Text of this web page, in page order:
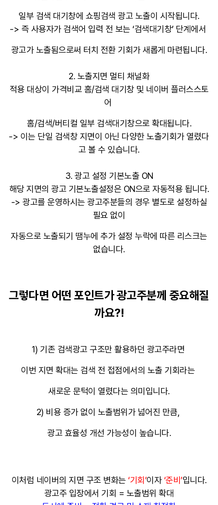
일부 검색 대기창에 쇼핑검색 광고 노출이 시작됩니다.
-> 즉 사용자가 검색어 입력 전 보는 ‘검색대기창’ 단계에서
광고가 노출됨으로써 터치 전환 기회가 새롭게 마련됩니다.
2. 노출지면 멀티 채널화
적용 대상이 가격비교 홈/검색 대기창 및 네이버 플러스스토
어
홈/검색/버티컬 일부 검색대기창으로 확대됩니다.
-> 이는 단일 검색창 지면이 아닌 다양한 노출기회가 열렸다
고 볼 수 있습니다.
3. 광고 설정 기본노출 ON
해당 지면의 광고 기본노출설정은 ON으로 자동적용 됩니다.
-> 광고를 운영하시는 광고주분들의 경우 별도로 설정하실
필요 없이
자동으로 노출되기 땜누에 추가 설정 누락에 따른 리스크는
없습니다.
그렇다면 어떤 포인트가 광고주분께 중요해질
까요?!
1) 기존 검색광고 구조만 활용하던 광고주라면
이번 지면 확대는 검색 전 접점에서의 노출 기회라는
새로운 문턱이 열렸다는 의미입니다.
2) 비용 증가 없이 노출범위가 넓어진 만큼,
광고 효율성 개선 가능성이 높습니다.
이처럼 네이버의 지면 구조 변화는 ‘기회’이자‘준비’입니다.
광고주 입장에서 기회 = 노출범위 확대